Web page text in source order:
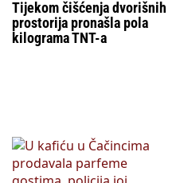
Tijekom čišćenja dvorišnih
prostorija pronašla pola
kilograma TNT-a